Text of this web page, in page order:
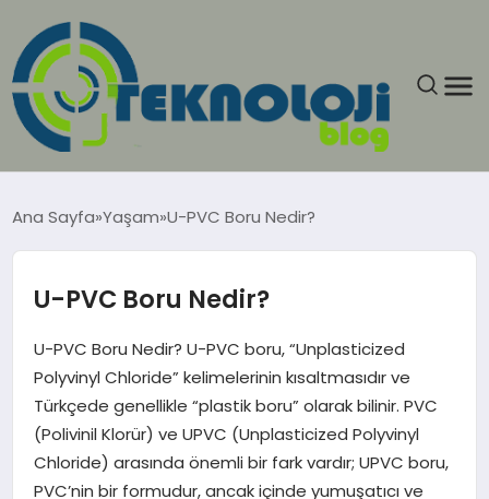
GÜNCEL
EĞITIM
EKONOMI
GENEL
GÜNDEM
Ana Sayfa Yaşam U-PVC Boru Nedir?
U-PVC Boru Nedir?
U-PVC Boru Nedir? U-PVC boru, “Unplasticized
Polyvinyl Chloride” kelimelerinin kısaltmasıdır ve
Türkçede genellikle “plastik boru” olarak bilinir. PVC
(Polivinil Klorür) ve UPVC (Unplasticized Polyvinyl
Chloride) arasında önemli bir fark vardır; UPVC boru,
PVC’nin bir formudur, ancak içinde yumuşatıcı ve